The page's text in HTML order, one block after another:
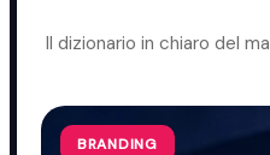
Il dizionario in chiaro del
BRANDING